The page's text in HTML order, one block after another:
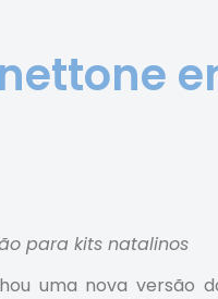
para kits natalinos
uma nova versão